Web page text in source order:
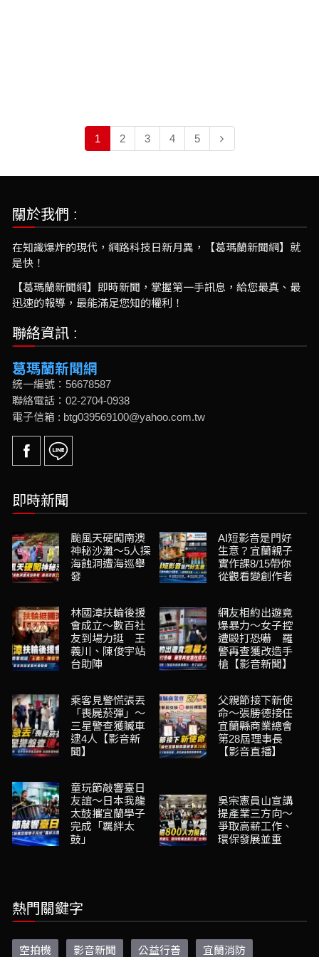
1 2 3 4 5
關於我們 :
在知識爆炸的現代，網路科技日新月異，【葛瑪蘭新聞網】就
是快！
【葛瑪蘭新聞網】即時新聞，掌握第一手訊息，給您最真、最
迅速的報導，最能滿足您知的權利！
聯絡資訊 :
葛瑪蘭新聞網
統一編號：56678587
聯絡電話：02-2704-0938
電子信箱 : btg039569100@yahoo.com.tw
即時新聞
颱風天硬闖南澳
神秘沙灘～5人探
海蝕洞遭海巡舉
發
AI短影音是門好
生意？宜蘭親子
實作課8/15帶你
從觀看變創作者
林國漳扶輪後援
會成立～數百社
友到場力挺 王
義川、陳俊宇站
台助陣
網友相約出遊竟
爆暴力～女子控
遭毆打恐嚇 羅
警再查獲改造手
槍【影音新聞】
乘客見警慌張丟
「喪屍菸彈」～
三星警查獲贓車
逮4人【影音新
聞】
父親節接下新使
命～張勝德接任
宜蘭縣商業總會
第28屆理事長
【影音直播】
童玩節敲響臺日
友誼～日本我龍
太鼓攜宜蘭學子
完成「羈絆太
鼓」
吳宗憲員山宣講
提產業三方向～
爭取高薪工作、
環保發展並重
熱門關鍵字
空拍機 影音新聞 公益行善 宜蘭消防